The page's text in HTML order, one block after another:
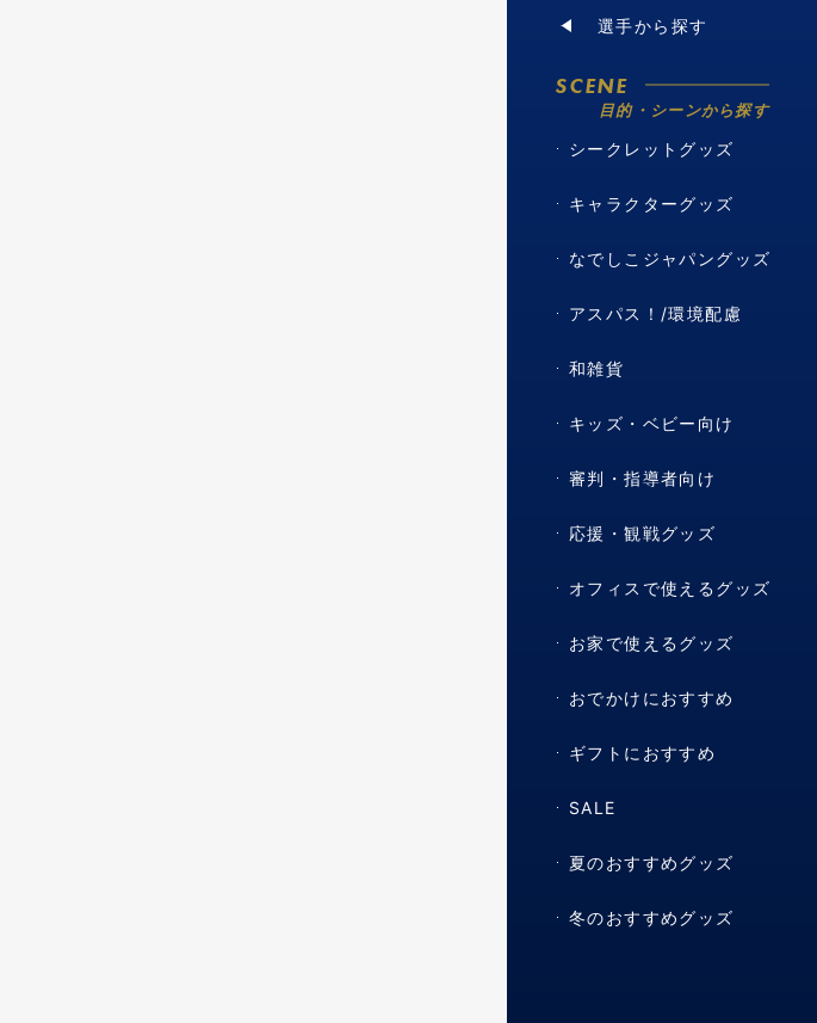
選手から探す
SCENE
目的・シーンから探す
シークレットグッズ
キャラクターグッズ
なでしこジャパングッズ
アスパス！/環境配慮
和雑貨
キッズ・ベビー向け
審判・指導者向け
応援・観戦グッズ
オフィスで使えるグッズ
お家で使えるグッズ
おでかけにおすすめ
ギフトにおすすめ
SALE
夏のおすすめグッズ
冬のおすすめグッズ